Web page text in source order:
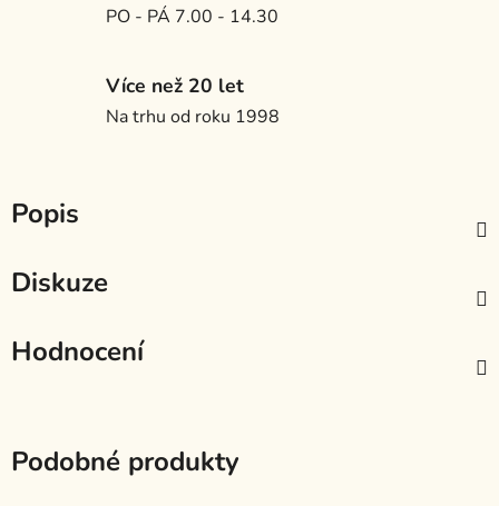
PO - PÁ 7.00 - 14.30
Více než 20 let
Na trhu od roku 1998
Popis
Diskuze
Hodnocení
Podobné produkty